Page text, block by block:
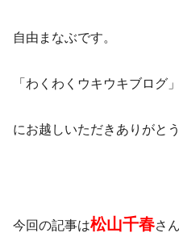
自由まなぶです。
「わくわくウキウキブログ」
にお越しいただきありがと
今回の記事は松山千春さ